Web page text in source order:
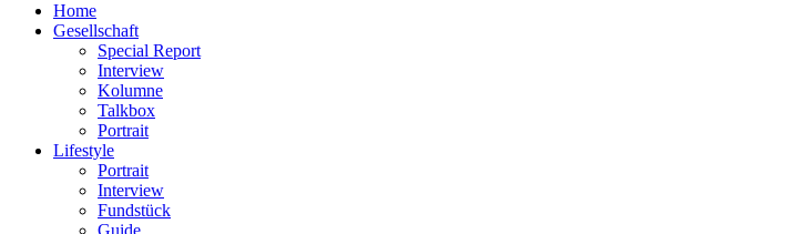
Home
Gesellschaft
Special Report
Interview
Kolumne
Talkbox
Portrait
Lifestyle
Portrait
Interview
Fundstück
Guide